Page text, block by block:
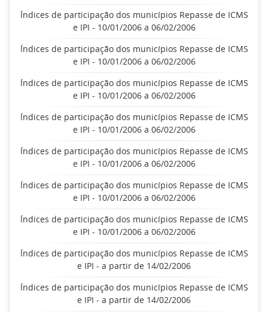
Índices de participação dos municípios Repasse de ICMS
e IPI - 10/01/2006 a 06/02/2006
Índices de participação dos municípios Repasse de ICMS
e IPI - 10/01/2006 a 06/02/2006
Índices de participação dos municípios Repasse de ICMS
e IPI - 10/01/2006 a 06/02/2006
Índices de participação dos municípios Repasse de ICMS
e IPI - 10/01/2006 a 06/02/2006
Índices de participação dos municípios Repasse de ICMS
e IPI - 10/01/2006 a 06/02/2006
Índices de participação dos municípios Repasse de ICMS
e IPI - 10/01/2006 a 06/02/2006
Índices de participação dos municípios Repasse de ICMS
e IPI - 10/01/2006 a 06/02/2006
Índices de participação dos municípios Repasse de ICMS
e IPI - a partir de 14/02/2006
Índices de participação dos municípios Repasse de ICMS
e IPI - a partir de 14/02/2006